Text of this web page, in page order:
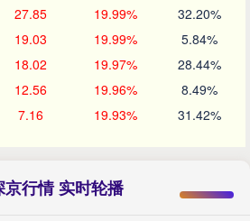
27.85 19.99% 32.20%
19.03 19.99% 5.84%
18.02 19.97% 28.44%
12.56 19.96% 8.49%
7.16 19.93% 31.42%
京行情 实时轮播